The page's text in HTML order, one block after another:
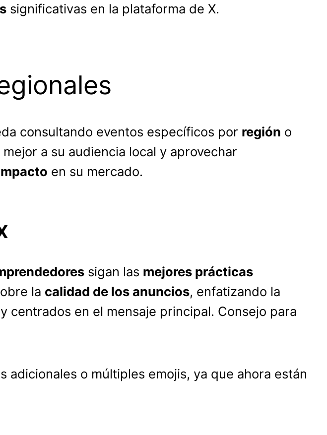
significativas en la plataforma de X.
consultando eventos específicos por región o
a su audiencia local y aprovechar
en su mercado.
sigan las mejores prácticas
la calidad de los anuncios, enfatizando la
y centrados en el mensaje principal. Consejo para
adicionales o múltiples emojis, ya que ahora están